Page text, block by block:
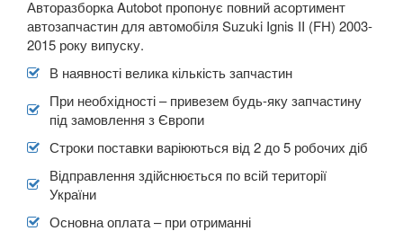
Авторазборка Autobot пропонує повний асортимент
автозапчастин для автомобіля Suzuki Ignis II (FH) 2003-
2015 року випуску.
В наявності велика кількість запчастин
При необхідності – привезем будь-яку запчастину
під замовлення з Європи
Строки поставки варіюються від 2 до 5 робочих діб
Відправлення здійснюється по всій території
України
Основна оплата – при отриманні